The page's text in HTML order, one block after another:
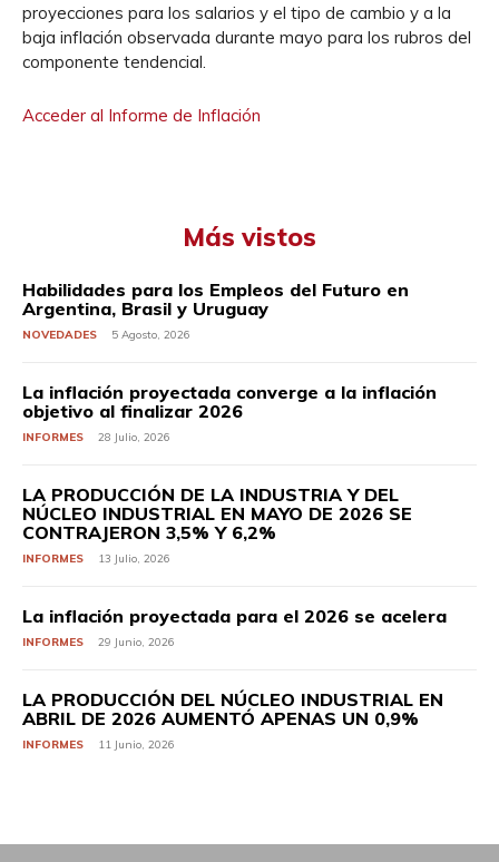
proyecciones para los salarios y el tipo de cambio y a la
baja inflación observada durante mayo para los rubros del
componente tendencial.
Acceder al Informe de Inflación
Más vistos
Habilidades para los Empleos del Futuro en
Argentina, Brasil y Uruguay
NOVEDADES 5 Agosto, 2026
La inflación proyectada converge a la inflación
objetivo al finalizar 2026
INFORMES 28 Julio, 2026
LA PRODUCCIÓN DE LA INDUSTRIA Y DEL
NÚCLEO INDUSTRIAL EN MAYO DE 2026 SE
CONTRAJERON 3,5% Y 6,2%
INFORMES 13 Julio, 2026
La inflación proyectada para el 2026 se acelera
INFORMES 29 Junio, 2026
LA PRODUCCIÓN DEL NÚCLEO INDUSTRIAL EN
ABRIL DE 2026 AUMENTÓ APENAS UN 0,9%
INFORMES 11 Junio, 2026